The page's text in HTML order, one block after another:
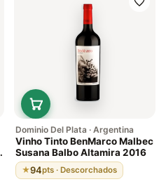
Dominio Del Plata · Argentina
Vinho Tinto BenMarco Malbec
Susana Balbo Altamira 2016
★94pts · Descorchados